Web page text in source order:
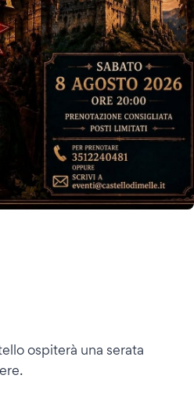
ospiterà una serata